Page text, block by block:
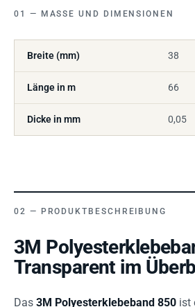
MASSE UND DIMENSIONEN
Breite (mm) 38
Länge in m 66
Dicke in mm 0,05
PRODUKTBESCHREIBUNG
3M
Transparent im
Das 3M Polyesterklebeband 850 ist